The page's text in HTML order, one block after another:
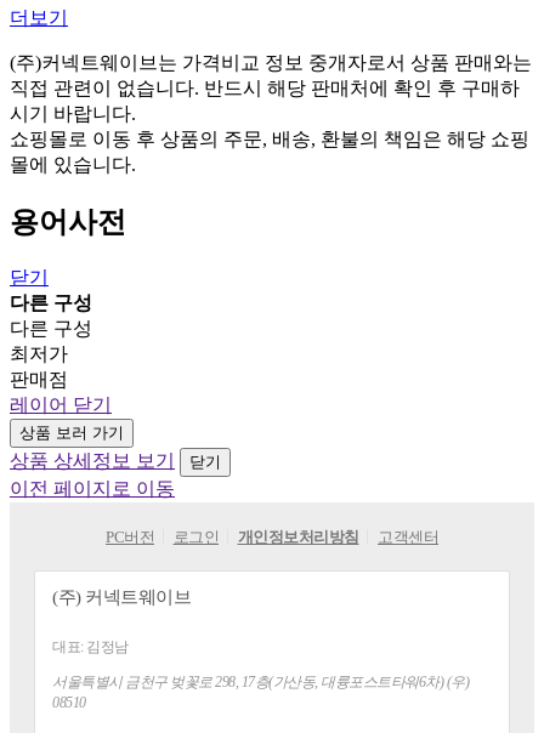
더보기
(주)커넥트웨이브는 가격비교 정보 중개자로서 상품 판매와는
직접 관련이 없습니다. 반드시 해당 판매처에 확인 후 구매하
시기 바랍니다.
쇼핑몰로 이동 후 상품의 주문, 배송, 환불의 책임은 해당 쇼핑
몰에 있습니다.
용어사전
닫기
다른 구성
다른 구성
최저가
판매점
레이어 닫기
상품 보러 가기
상품 상세정보 보기 닫기
이전 페이지로 이동
PC버전 로그인 개인정보처리방침 고객센터
(주) 커넥트웨이브
대표: 김정남
주소
서울특별시 금천구 벚꽃로 298, 17층(가산동, 대륭포스트타워6차) (우)
08510